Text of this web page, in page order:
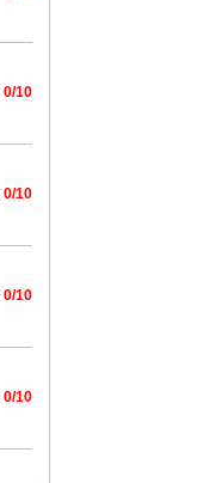
0/10
0/10
0/10
0/10